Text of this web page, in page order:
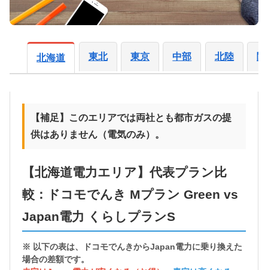
北海道 東北 東京 中部 北陸
【補足】このエリアでは両社とも都市ガスの提
供はありません（電気のみ）。
【北海道電力エリア】代表プラン比
較：ドコモでんき Mプラン Green vs
Japan電力 くらしプランS
※ 以下の表は、ドコモでんきからJapan電力に乗り換えた
場合の差額です。